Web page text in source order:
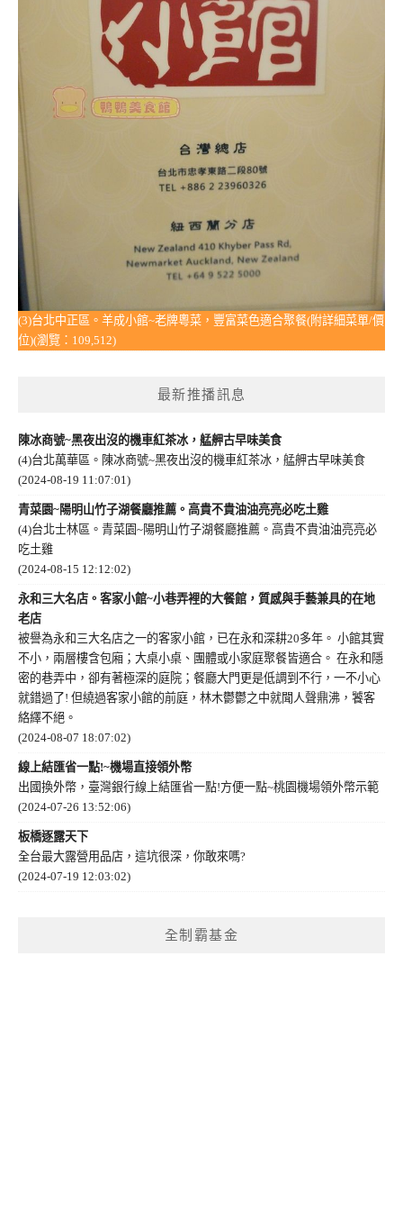
(3)台北中正區。羊成小館~老牌粵菜，豐富菜色適合聚餐(附詳細菜單/價
位)(瀏覽：109,512)
最新推播訊息
陳冰商號~黑夜出沒的機車紅茶冰，艋舺古早味美食
(4)台北萬華區。陳冰商號~黑夜出沒的機車紅茶冰，艋舺古早味美食
(2024-08-19 11:07:01)
青菜園~陽明山竹子湖餐廳推薦。高貴不貴油油亮亮必吃土雞
(4)台北士林區。青菜園~陽明山竹子湖餐廳推薦。高貴不貴油油亮亮必
吃土雞
(2024-08-15 12:12:02)
永和三大名店。客家小館~小巷弄裡的大餐館，質感與手藝兼具的在地
老店
被譽為永和三大名店之一的客家小館，已在永和深耕20多年。 小館其實
不小，兩層樓含包廂；大桌小桌、團體或小家庭聚餐皆適合。 在永和隱
密的巷弄中，卻有著極深的庭院；餐廳大門更是低調到不行，一不小心
就錯過了! 但繞過客家小館的前庭，林木鬱鬱之中就聞人聲鼎沸，饕客
絡繹不絕。
(2024-08-07 18:07:02)
線上結匯省一點!~機場直接領外幣
出國換外幣，臺灣銀行線上結匯省一點!方便一點~桃園機場領外幣示範
(2024-07-26 13:52:06)
板橋逐露天下
全台最大露營用品店，這坑很深，你敢來嗎?
(2024-07-19 12:03:02)
全制霸基金